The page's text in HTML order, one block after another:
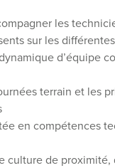
les
sur les
d’équipe
terrain et les
en compétences
culture de proximité,